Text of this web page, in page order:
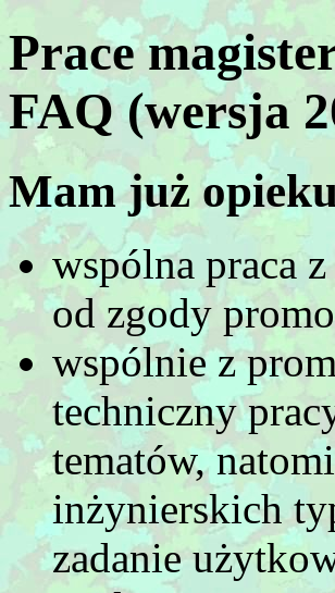
Prace
FAQ (wersja
Mam już
wspólna praca
od zgody
wspólnie z
techniczny
tematów,
inżynierskich
zadanie